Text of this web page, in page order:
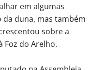
em algumas
da duna, mas também
sobre a
Foz do Arelho.